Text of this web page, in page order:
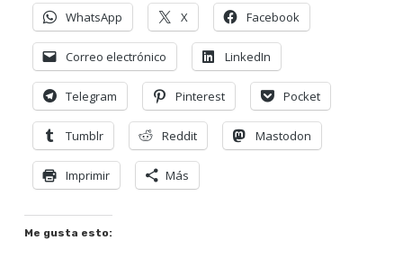
WhatsApp X Facebook
Correo electrónico LinkedIn
Telegram Pinterest Pocket
Tumblr Reddit Mastodon
Imprimir Más
Me gusta esto: